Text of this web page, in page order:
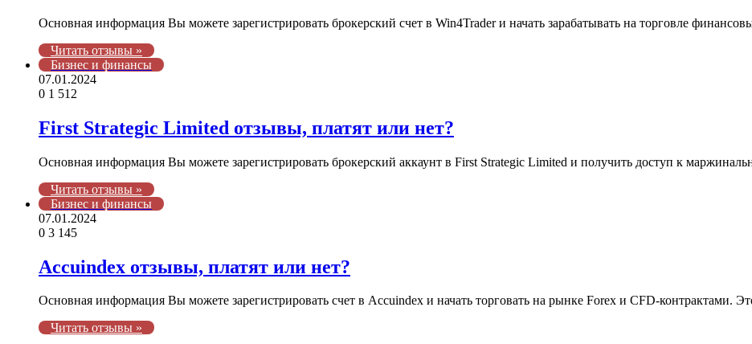
Основная информация Вы можете зарегистрировать брокерский счет в Win4Trader и начать зарабатывать на торговле
Читать отзывы »
Бизнес и финансы
07.01.2024
0 1 512
First Strategic Limited отзывы, платят или нет?
Основная информация Вы можете зарегистрировать брокерский аккаунт в First Strategic Limited и получить доступ к
Читать отзывы »
Бизнес и финансы
07.01.2024
0 3 145
Accuindex отзывы, платят или нет?
Основная информация Вы можете зарегистрировать счет в Accuindex и начать торговать на рынке Forex и CFD-
Читать отзывы »